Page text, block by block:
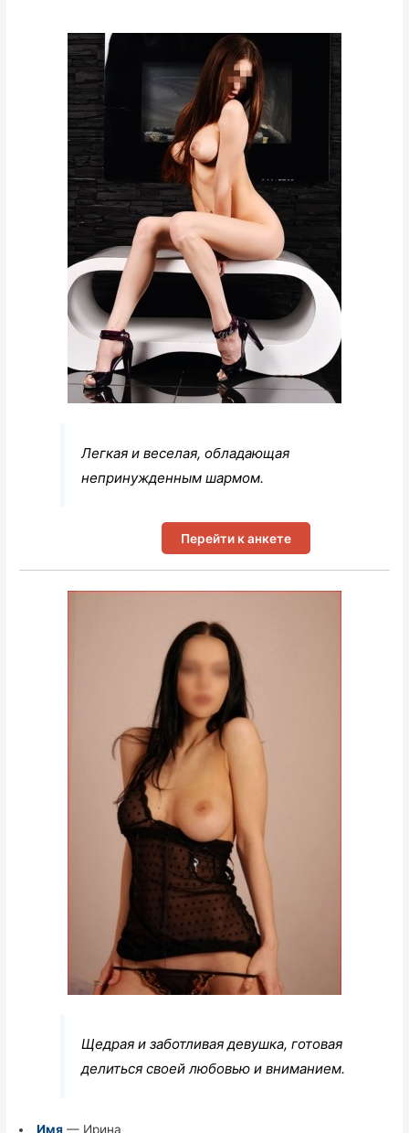
Легкая и веселая, обладающая
непринужденным шармом.
Перейти к анкете
Щедрая и заботливая девушка, готовая
делиться своей любовью и вниманием.
Имя— Ирина